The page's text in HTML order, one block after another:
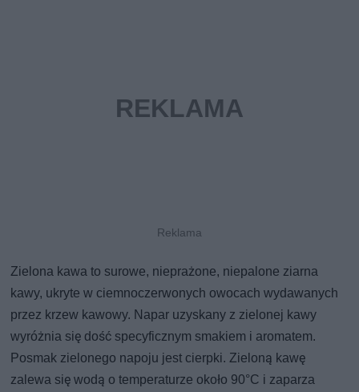
Zielona kawa to surowe, nieprażone, niepalone ziarna
kawy, ukryte w ciemnoczerwonych owocach wydawanych
przez krzew kawowy. Napar uzyskany z zielonej kawy
wyróżnia się dość specyficznym smakiem i aromatem.
Posmak zielonego napoju jest cierpki. Zieloną kawę
zalewa się wodą o temperaturze około 90°C i zaparza